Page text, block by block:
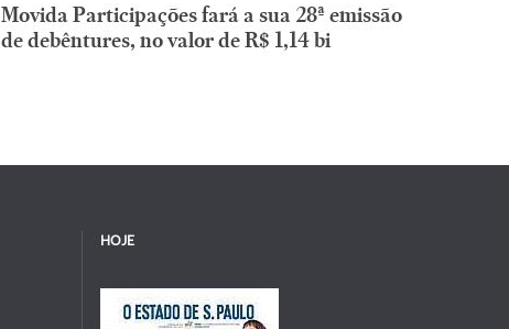
Movida Participações fará a sua 28ª emissão
de debêntures, no valor de R$ 1,14 bi
HOJE